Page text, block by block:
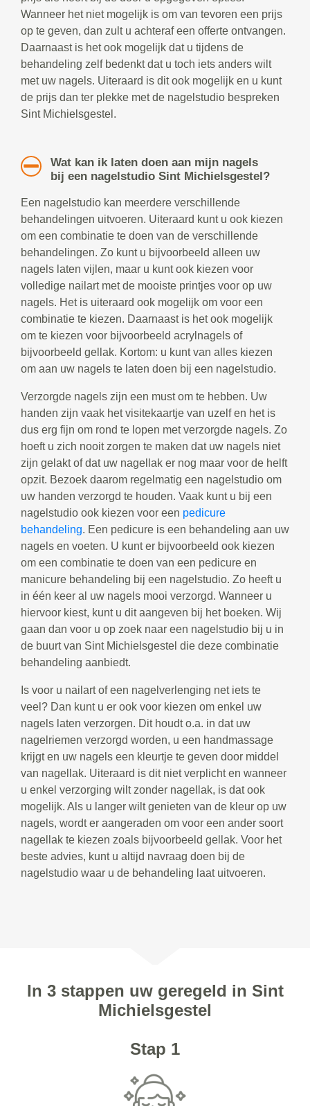
Wanneer het niet mogelijk is om van tevoren een prijs
op te geven, dan zult u achteraf een offerte ontvangen.
Daarnaast is het ook mogelijk dat u tijdens de
behandeling zelf bedenkt dat u toch iets anders wilt
met uw nagels. Uiteraard is dit ook mogelijk en u kunt
de prijs dan ter plekke met de nagelstudio bespreken
Sint Michielsgestel.
Wat kan ik laten doen aan mijn nagels
bij een nagelstudio Sint Michielsgestel?
Een nagelstudio kan meerdere verschillende
behandelingen uitvoeren. Uiteraard kunt u ook kiezen
om een combinatie te doen van de verschillende
behandelingen. Zo kunt u bijvoorbeeld alleen uw
nagels laten vijlen, maar u kunt ook kiezen voor
volledige nailart met de mooiste printjes voor op uw
nagels. Het is uiteraard ook mogelijk om voor een
combinatie te kiezen. Daarnaast is het ook mogelijk
om te kiezen voor bijvoorbeeld acrylnagels of
bijvoorbeeld gellak. Kortom: u kunt van alles kiezen
om aan uw nagels te laten doen bij een nagelstudio.
Verzorgde nagels zijn een must om te hebben. Uw
handen zijn vaak het visitekaartje van uzelf en het is
dus erg fijn om rond te lopen met verzorgde nagels. Zo
hoeft u zich nooit zorgen te maken dat uw nagels niet
zijn gelakt of dat uw nagellak er nog maar voor de helft
opzit. Bezoek daarom regelmatig een nagelstudio om
uw handen verzorgd te houden. Vaak kunt u bij een
nagelstudio ook kiezen voor een pedicure
behandeling. Een pedicure is een behandeling aan uw
nagels en voeten. U kunt er bijvoorbeeld ook kiezen
om een combinatie te doen van een pedicure en
manicure behandeling bij een nagelstudio. Zo heeft u
in één keer al uw nagels mooi verzorgd. Wanneer u
hiervoor kiest, kunt u dit aangeven bij het boeken. Wij
gaan dan voor u op zoek naar een nagelstudio bij u in
de buurt van Sint Michielsgestel die deze combinatie
behandeling aanbiedt.
Is voor u nailart of een nagelverlenging net iets te
veel? Dan kunt u er ook voor kiezen om enkel uw
nagels laten verzorgen. Dit houdt o.a. in dat uw
nagelriemen verzorgd worden, u een handmassage
krijgt en uw nagels een kleurtje te geven door middel
van nagellak. Uiteraard is dit niet verplicht en wanneer
u enkel verzorging wilt zonder nagellak, is dat ook
mogelijk. Als u langer wilt genieten van de kleur op uw
nagels, wordt er aangeraden om voor een ander soort
nagellak te kiezen zoals bijvoorbeeld gellak. Voor het
beste advies, kunt u altijd navraag doen bij de
nagelstudio waar u de behandeling laat uitvoeren.
In 3 stappen uw geregeld in Sint
Michielsgestel
Stap 1